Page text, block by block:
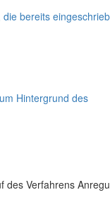
bereits
Hintergrund des
des Verfahrens